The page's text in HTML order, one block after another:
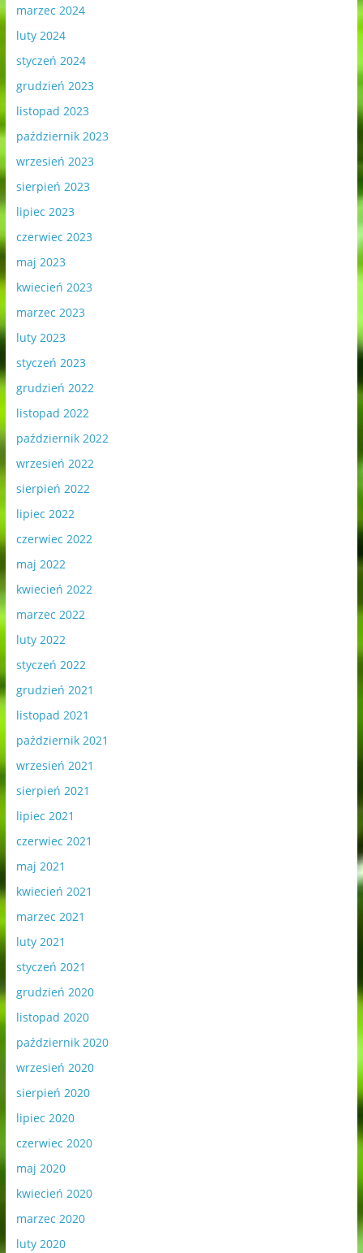
marzec 2024
luty 2024
styczeń 2024
grudzień 2023
listopad 2023
październik 2023
wrzesień 2023
sierpień 2023
lipiec 2023
czerwiec 2023
maj 2023
kwiecień 2023
marzec 2023
luty 2023
styczeń 2023
grudzień 2022
listopad 2022
październik 2022
wrzesień 2022
sierpień 2022
lipiec 2022
czerwiec 2022
maj 2022
kwiecień 2022
marzec 2022
luty 2022
styczeń 2022
grudzień 2021
listopad 2021
październik 2021
wrzesień 2021
sierpień 2021
lipiec 2021
czerwiec 2021
maj 2021
kwiecień 2021
marzec 2021
luty 2021
styczeń 2021
grudzień 2020
listopad 2020
październik 2020
wrzesień 2020
sierpień 2020
lipiec 2020
czerwiec 2020
maj 2020
kwiecień 2020
marzec 2020
luty 2020